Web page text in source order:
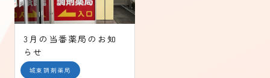
城東調剤薬局
3月の当番薬局のお知
らせ